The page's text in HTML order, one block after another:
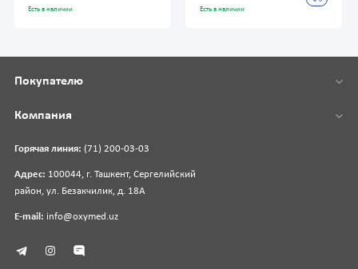
Есть в наличии Есть в наличии
Горячая линия: (71) 200-03-03
Адрес: 100044, г. Ташкент, Сергелийский
район, ул. Безакчилик, д. 18А
E-mail: info@oxymed.uz
Покупателю
Компания